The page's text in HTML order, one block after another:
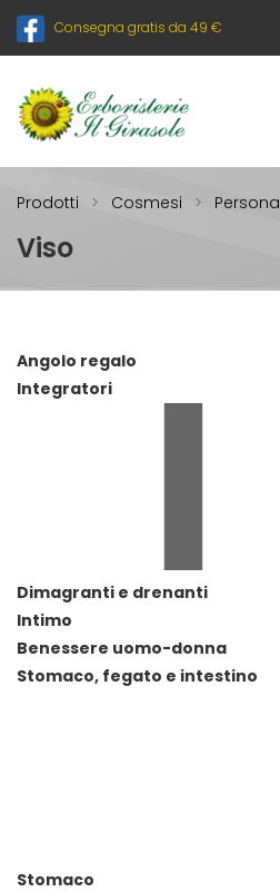
Consegna gratis da 49 €
Prodotti Cosmesi Persona
Viso
Angolo regalo
Integratori
Dimagranti e drenanti
Intimo
Benessere uomo-donna
Stomaco, fegato e intestino
Stomaco